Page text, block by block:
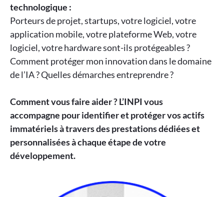
technologique :
Porteurs de projet, startups, votre logiciel, votre
application mobile, votre plateforme Web, votre
logiciel, votre hardware sont-ils protégeables ?
Comment protéger mon innovation dans le domaine
de l’IA ? Quelles démarches entreprendre ?
Comment vous faire aider ? L’INPI vous
accompagne pour identifier et protéger vos actifs
immatériels à travers des prestations dédiées et
personnalisées à chaque étape de votre
développement.